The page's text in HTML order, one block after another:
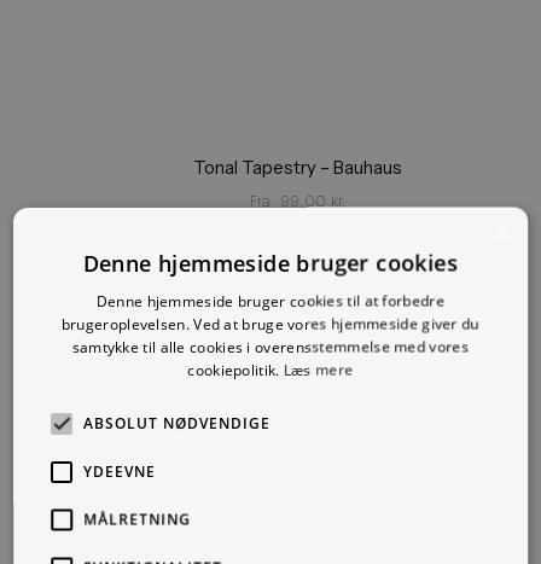
Tonal Tapestry – Bauhaus
Fra 99,00 kr.
Denne hjemmeside bruger cookies
Denne hjemmeside bruger cookies til at forbedre
brugeroplevelsen. Ved at bruge vores hjemmeside giver du
samtykke til alle cookies i overensstemmelse med vores
cookiepolitik. Læs mere
ABSOLUT NØDVENDIGE
YDEEVNE
MÅLRETNING